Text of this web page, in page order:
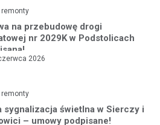
remonty
na przebudowę drogi
nr 2029K w Podstolicach
2026
remonty
sygnalizacja świetlna w Sierczy i
– umowy podpisane!